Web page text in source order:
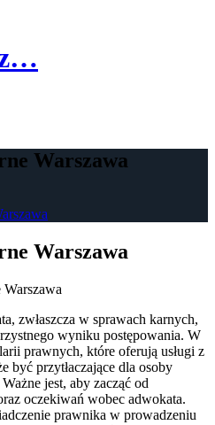
Warszawa
Warszawa
zwłaszcza w sprawach karnych,
wyniku postępowania. W
prawnych, które oferują usługi z
być przytłaczające dla osoby
jest, aby zacząć od
oczekiwań wobec adwokata.
prawnika w prowadzeniu